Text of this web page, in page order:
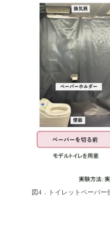
図4．トイレットペーパ